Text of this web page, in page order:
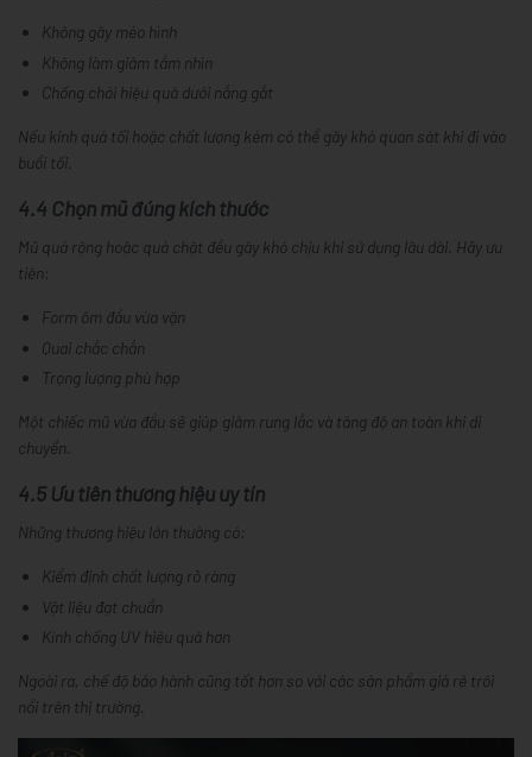
Không gây méo hình
Không làm giảm tầm nhìn
Chống chói hiệu quả dưới nắng gắt
Nếu kính quá tối hoặc chất lượng kém có thể gây khó quan sát khi đi vào
buổi tối.
4.4 Chọn mũ đúng kích thước
Mũ quá rộng hoặc quá chật đều gây khó chịu khi sử dụng lâu dài. Hãy ưu
tiên:
Form ôm đầu vừa vặn
Quai chắc chắn
Trọng lượng phù hợp
Một chiếc mũ vừa đầu sẽ giúp giảm rung lắc và tăng độ an toàn khi di
chuyển.
4.5 Ưu tiên thương hiệu uy tín
Những thương hiệu lớn thường có:
Kiểm định chất lượng rõ ràng
Vật liệu đạt chuẩn
Kính chống UV hiệu quả hơn
Ngoài ra, chế độ bảo hành cũng tốt hơn so với các sản phẩm giá rẻ trôi
nổi trên thị trường.